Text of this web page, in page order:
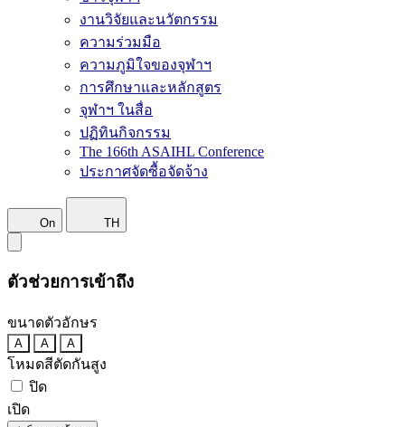
งานวิจัยและนวัตกรรม
ความร่วมมือ
ความภูมิใจของจุฬาฯ
การศึกษาและหลักสูตร
จุฬาฯ ในสื่อ
ปฏิทินกิจกรรม
The 166th ASAIHL Conference
ประกาศจัดซื้อจัดจ้าง
On TH
ตัวช่วยการเข้าถึง
ขนาดตัวอักษร
A A A
โหมดสีตัดกันสูง
ปิด
เปิด